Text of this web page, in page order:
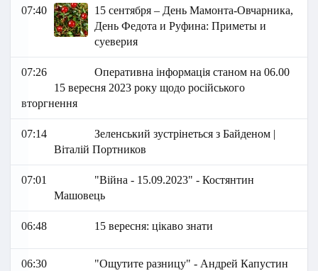
07:40
15 сентября – День Мамонта-Овчарника,
День Федота и Руфина: Приметы и
суеверия
07:26
Оперативна інформація станом на 06.00
15 вересня 2023 року щодо російського
вторгнення
07:14
Зеленський зустрінеться з Байденом |
Віталій Портников
07:01
"Війна - 15.09.2023" - Костянтин
Машовець
06:48 15 вересня: цікаво знати
06:30 "Ощутите разницу" - Андрей Капустин